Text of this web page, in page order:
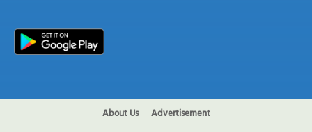
About Us Advertisement